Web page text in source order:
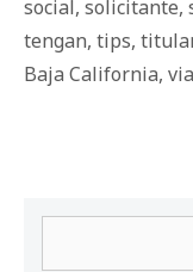
social, solicitante,
tengan, tips, titular
Baja California,